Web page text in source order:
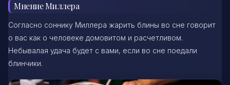
Мнение Миллера
Согласно соннику Миллера жарить блины во сне говорит
о вас как о человеке домовитом и расчетливом.
Небывалая удача будет с вами, если во сне поедали
блинчики.